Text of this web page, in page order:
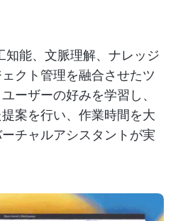
知能、文脈理解、ナレッジ
クト管理を融合させたツ
ーザーの好みを学習し、
案を行い、作業時間を大
チャルアシスタントが実